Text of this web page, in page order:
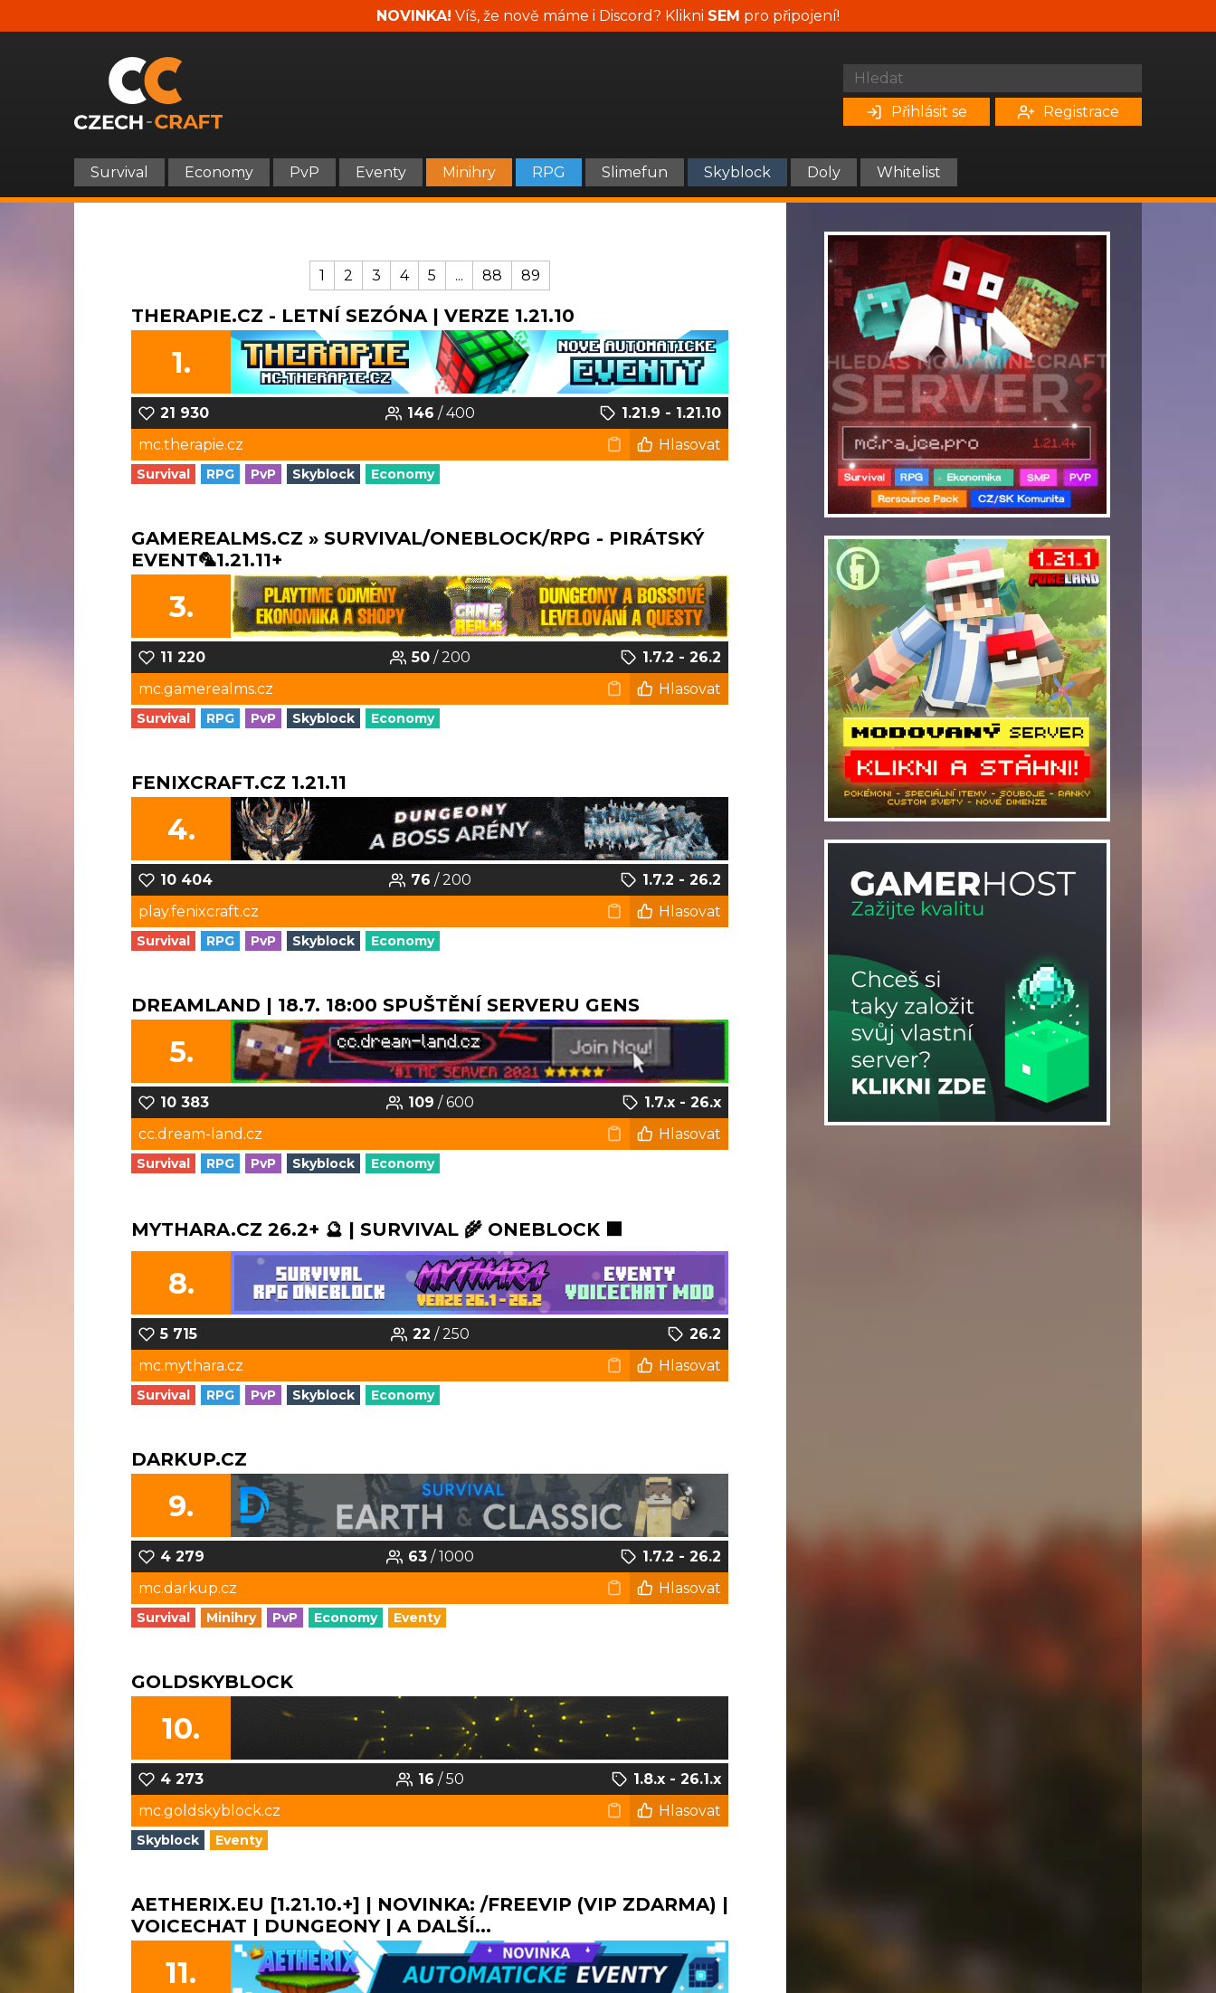
NOVINKA! Víš, že nově máme i Discord? Klikni SEM pro připojení!
Přihlásit se Registrace
Survival Economy PvP Eventy Minihry RPG Slimefun Skyblock Doly Whitelist
1 2 3 4 5 ... 88 89
THERAPIE.CZ - LETNÍ SEZÓNA | VERZE 1.21.10
1.
21 930 146 / 400
1.21.9 - 1.21.10
mc.therapie.cz
Hlasovat
Survival RPG PvP Skyblock Economy
GAMEREALMS.CZ » SURVIVAL/ONEBLOCK/RPG - PIRÁTSKÝ
EVENT🦜1.21.11+
3.
11 220 50/ 200
1.7.2 - 26.2
mc.gamerealms.cz
Hlasovat
Survival RPG PvP Skyblock Economy
FENIXCRAFT.CZ 1.21.11
4.
10 404 76 / 200
1.7.2 - 26.2
play.fenixcraft.cz
Hlasovat
Survival RPG PvP Skyblock Economy
DREAMLAND | 18.7. 18:00 SPUŠTĚNÍ SERVERU GENS
5.
10 383 109 / 600
1.7.x - 26.x
cc.dream-land.cz
Hlasovat
Survival RPG PvP Skyblock Economy
MYTHARA.CZ 26.2+ 🔮 | SURVIVAL 🌾 ONEBLOCK 🟩
8.
5 715 22 / 250
26.2
mc.mythara.cz
Hlasovat
Survival RPG PvP Skyblock Economy
DARKUP.CZ
9.
4 279 63/ 1000
1.7.2 - 26.2
mc.darkup.cz
Hlasovat
Survival Minihry PvP Economy Eventy
GOLDSKYBLOCK
10.
4 273 16 / 50
1.8.x - 26.1.x
mc.goldskyblock.cz
Hlasovat
Skyblock Eventy
AETHERIX.EU [1.21.10.+] | NOVINKA: /FREEVIP (VIP ZDARMA) |
VOICECHAT | DUNGEONY | A DALŠÍ...
11.